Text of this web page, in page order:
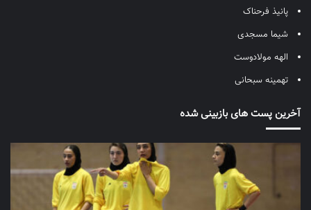
پانیذ فرحناک
شیما مسجدی
الهه مولادوست
تهمینه سبحانی
آخرین پست های بازبینی شده